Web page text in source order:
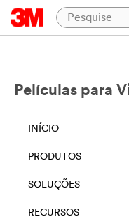
Películas para
INÍCIO
PRODUTOS
SOLUÇÕES
RECURSOS